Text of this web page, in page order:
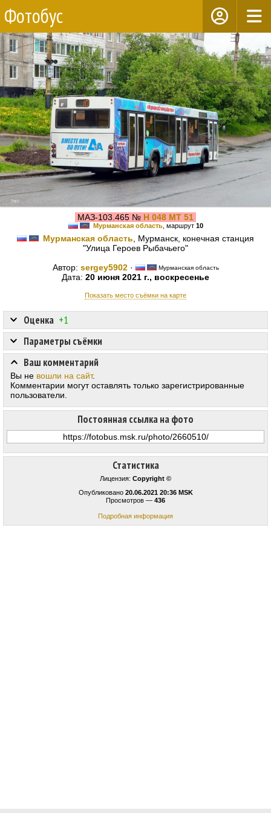
Фотобус
МАЗ-103.465 № Н 048 МТ 51
Мурманская область, маршрут 10
Мурманская область , Мурманск, конечная станция
"Улица Героев Рыбачьего"
Автор: sergey5902· Мурманская область
Дата: 20 июня 2021 г., воскресенье
Показать место съёмки на карте
Статистика
Лицензия: Copyright ©
Опубликовано 20.06.2021 20:36 MSK
Просмотров — 436
Подробная информация
Оценка +1
Постоянная ссылка на фото
Параметры съёмки
Ваш комментарий
Вы не вошли на сайт.
Комментарии могут оставлять только зарегистрированные
пользователи.